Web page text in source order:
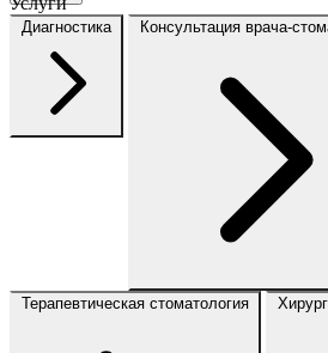
Диагностика Консультация врача-
Терапевтическая стоматология